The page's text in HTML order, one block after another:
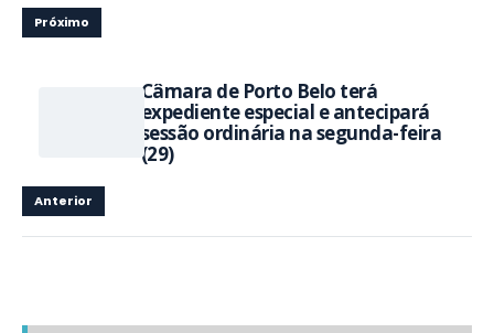
Próximo
Câmara de Porto Belo terá
expediente especial e antecipará
sessão ordinária na segunda-feira
(29)
Anterior